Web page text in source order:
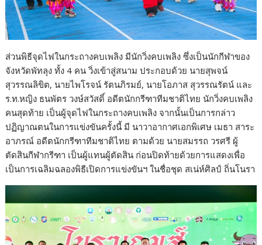
ส่วนพิธีจุดไฟในกระถางคบเพลิง มีนักวิ่งคบเพลิง ซึ่งเป็นนักกีฬาของ
จังหวัดพัทลุง ทั้ง 4 คน วิ่งเข้าสู่สนาม ประกอบด้วย นายสุพจน์
สุวรรณลิขิต, นายไพโรจน์ รัตนภิรมย์, นายโอภาส สุวรรณรัตน์ และ
ร.ท.หญิง ธนพัตร วงษ์สวัสดิ์ อดีตนักกรีฑาทีมชาติไทย นักวิ่งคบเพลิง
คนสุดท้าย เป็นผู้จุดไฟในกระถางคบเพลิง จากนั้นเป็นการกล่าว
ปฏิญาณตนในการแข่งขันครั้งนี้ มี นาวาอากาศเอกพิเศษ เมธา สาระ
อาภรณ์ อดีตนักกรีฑาทีมชาติไทย ตามด้วย นายสมรรถ วรศรี ผู้
ตัดสินกีฬากรีฑา เป็นผู้แทนผู้ตัดสิน ก่อนปิดท้ายด้วยการแสดงเพื่อ
เป็นการเฉลิมฉลองพิธีเปิดการแข่งขันฯ ในชื่อชุด สเน่ห์ศิลป์ ถิ่นโนรา